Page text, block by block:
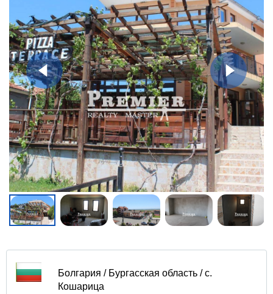
Болгария / Бургасская область / с.
Кошарица